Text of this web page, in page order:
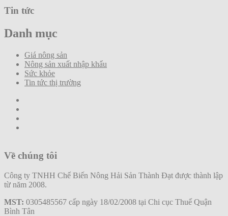
Tin tức
Danh mục
Giá nông sản
Nông sản xuất nhập khẩu
Sức khỏe
Tin tức thị trường
Về chúng tôi
Công ty TNHH Chế Biến Nông Hải Sản Thành Đạt được thành lập
từ năm 2008.
MST: 0305485567 cấp ngày 18/02/2008 tại Chi cục Thuế Quận
Bình Tân